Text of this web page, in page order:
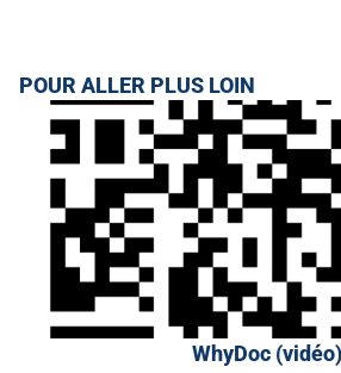
POUR ALLER PLUS LOIN
WhyDoc (vidéo)